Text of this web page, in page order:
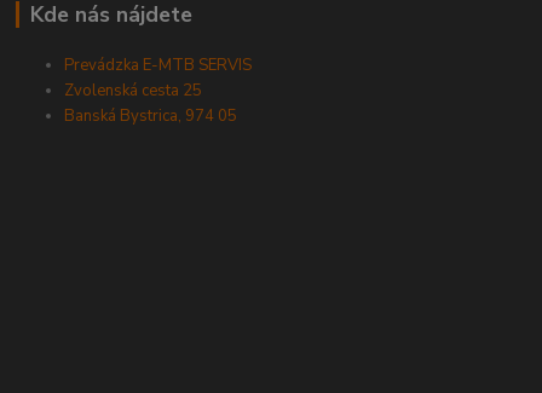
Kde nás nájdete
Prevádzka E-MTB SERVIS
Zvolenská cesta 25
Banská Bystrica, 974 05